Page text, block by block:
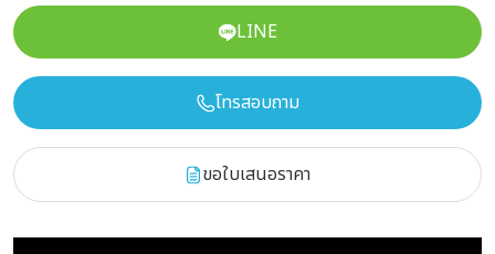
LINE
โทรสอบถาม
ขอใบเสนอราคา